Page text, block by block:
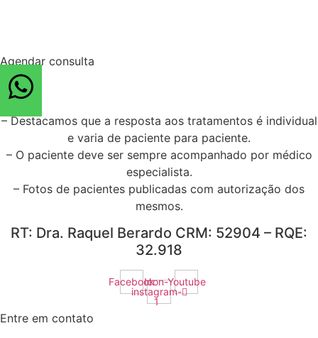
Agendar consulta
– Destacamos que a resposta aos tratamentos é individual
e varia de paciente para paciente.
– O paciente deve ser sempre acompanhado por médico
especialista.
– Fotos de pacientes publicadas com autorização dos
mesmos.
RT: Dra. Raquel Berardo CRM: 52904 – RQE:
32.918
FacebookIcon-
instagram-
1
Youtube
Entre em contato